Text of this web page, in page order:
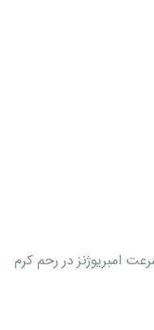
امبریوژنز در رحم کرم